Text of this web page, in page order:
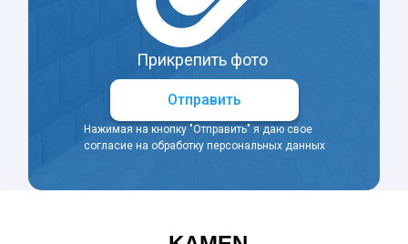
Прикрепить фото
Отправить
Нажимая на кнопку "Отправить" я даю свое
согласие на обработку персональных данных